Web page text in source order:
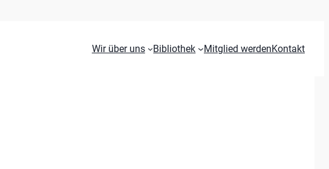
Wir über uns Bibliothek Mitglied werdenKontakt